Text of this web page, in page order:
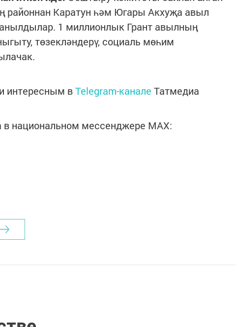
районнан Каратун һәм Югары Акхуҗа авыл
1 миллионлык Грант авылның
төзекләндерү, социаль мөһим
интересным вTelegram-канале Татмедиа
в национальном мессенджере MАХ: